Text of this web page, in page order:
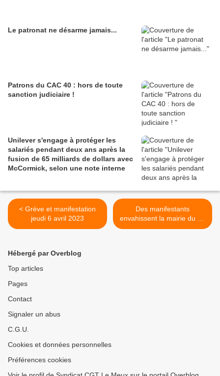
Le patronat ne désarme jamais...
Patrons du CAC 40 : hors de toute
sanction judiciaire !
Unilever s'engage à protéger les
salariés pendant deux ans après la
fusion de 65 milliards de dollars avec
McCormick, selon une note interne
< Grève et manifestation
jeudi 6 avril 2023
Des manifestants
envahissent la mairie du 9e
arrondissement de Paris ! >
Hébergé par Overblog
Top articles
Pages
Contact
Signaler un abus
C.G.U.
Cookies et données personnelles
Préférences cookies